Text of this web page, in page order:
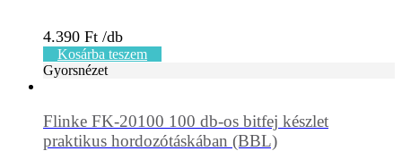
4.390 Ft
Kosárba teszem
Gyorsnézet
Flinke FK-20100 100 db-os bitfej készlet
praktikus hordozótáskában (BBL)